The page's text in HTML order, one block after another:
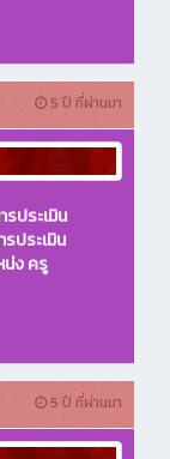
5 ปี ที่ผ่านมา
ประเมิน
ประเมิน
น่ง ครู
5 ปี ที่ผ่านมา